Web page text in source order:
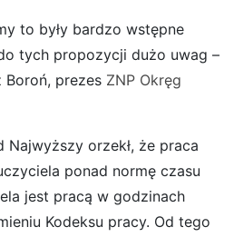
to były bardzo wstępne
tych propozycji dużo uwag –
Boroń, prezes ZNP Okręg
orzekł, że praca
ponad normę czasu
jest pracą w godzinach
Kodeksu pracy. Od tego